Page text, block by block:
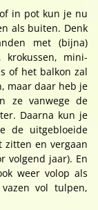
of in pot kun je nu
als buiten. Denk
met (bijna)
krokussen, mini-
of het balkon zal
maar daar heb je
ze vanwege de
Daarna kun je
de uitgebloeide
en vergaan
volgend jaar). En
weer volop als
vol tulpen,